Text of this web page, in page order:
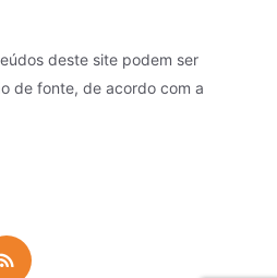
deste site podem ser
de fonte, de acordo com a